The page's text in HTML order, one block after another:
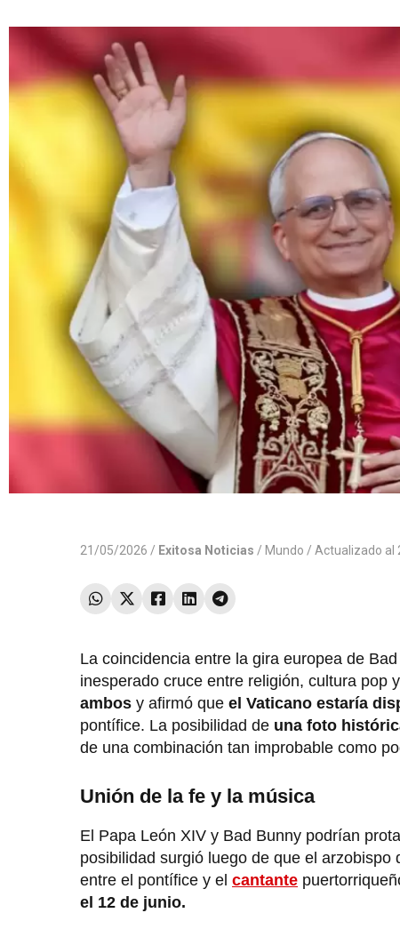
21/05/2026 / Exitosa Noticias / Mundo / Actualizado al
La coincidencia entre la gira europea de
inesperado cruce entre religión, cultura pop
ambos y afirmó que el Vaticano estaría
pontífice. La posibilidad de una foto
de una combinación tan improbable como
Unión de la fe y la música
El Papa León XIV y Bad Bunny podrían
posibilidad surgió luego de que el
entre el pontífice y el cantante
el 12 de junio.